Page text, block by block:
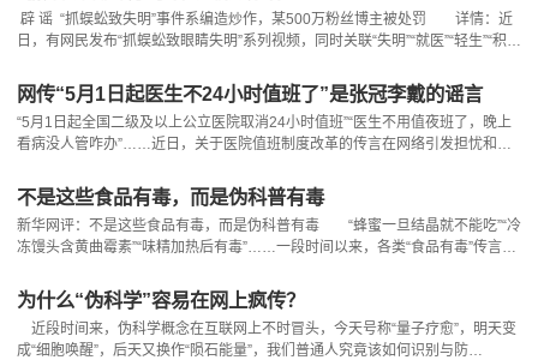
辟 谣 “抓蜈蚣致失明”事件系编造炒作，某500万粉丝博主被处罚 详情：近
日，有网民发布“抓蜈蚣致眼睛失明”系列视频，同时关联“失明”“就医”“轻生”“积极
岁），付某某（女，33岁）为引流吸粉、博取关注、获取流量收益，在家中、
医院等多场景自导自演、虚构“抓蜈蚣致眼睛失明”事件，剪辑发布多段虚假网
网传“5月1日起医生不24小时值班了”是张冠李戴的谣言
“5月1日起全国二级及以上公立医院取消24小时值班”“医生不用值夜班了，晚上
看病没人管咋办”……近日，关于医院值班制度改革的传言在网络引发担忧和热
规。业内人士指出，这些谣言是对现行若干政策的曲解和张冠李戴的嫁接。
记者了解到，网传的《公立医院高质量发展新三年行动计划（2026-2028年）》
配套细则并不存在、纯属虚构，相关部
不是这些食品有毒，而是伪科普有毒
新华网评：不是这些食品有毒，而是伪科普有毒 “蜂蜜一旦结晶就不能吃”“冷
冻馒头含黄曲霉素”“味精加热后有毒”……一段时间以来，各类“食品有毒”传言时
冻主食，有人拒绝使用味精，不仅造成经济损失，还可能导致部分食品滞销、商
家口碑受损。 这些谣言看似“有理有据”，实则漏洞百出，是典型的伪科学。
中国互联网联合辟谣平台已逐一澄清：蜂蜜
为什么“伪科学”容易在网上疯传？
近段时间来，伪科学概念在互联网上不时冒头，今天号称“量子疗愈”，明天变
成“细胞唤醒”，后天又换作“陨石能量”，我们普通人究竟该如何识别与防